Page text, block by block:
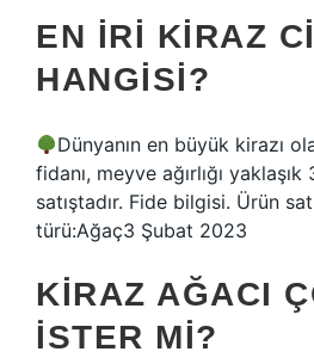
EN IRI KIRAZ
HANGISI?
Dünyanın en büyük kirazı
fidanı, meyve ağırlığı
satıştadır. Fide bilgisi. Ürün
türü:Ağaç3 Şubat 2023
KIRAZ AĞACI
ISTER MI?